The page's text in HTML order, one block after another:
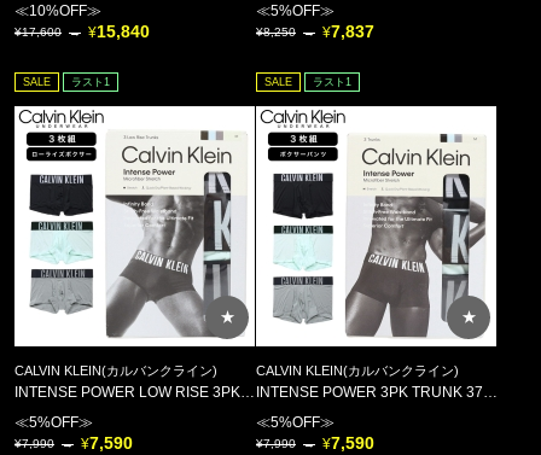
バッグ
シューズ
グッズ
¥5,000～¥9,999
¥10,000～¥14,999
¥20,000～¥24,999
¥25,000～¥29,999
≪10%OFF≫
17,600 15,840
≪5%OFF≫
8,250 7,837
SALE ラスト1
★
CALVIN KLEIN(カルバンクライン)
≪5%OFF≫
7,990 7,590
SALE ラスト1
★
CALVIN KLEIN(カルバンクライン)
≪5%OFF≫
7,990 7,590